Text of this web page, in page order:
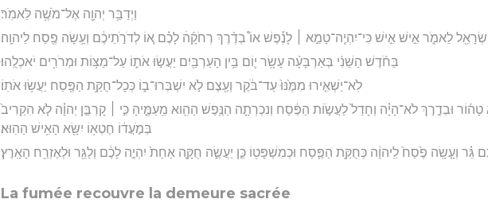
וַיְדַבֵּ֥ר יְהוָ֖ה אֶל־מֹשֶׁ֥ה לֵּאמֹֽר׃
לֵאמֹ֑ר אִ֣ישׁ אִ֣ישׁ כִּי־יִהְיֶֽה־טָמֵ֣א ׀ לָנֶ֡פֶשׁ אוֹ֩ בְדֶ֨רֶךְ רְחֹקָ֜הׄ לָכֶ֗ם א֚וֹ לְדֹרֹ֣תֵיכֶ֔ם וְעָ֥שָׂה פֶ֖סַח לַיהוָֽה׃
בַּחֹ֨דֶשׁ הַשֵּׁנִ֜י בְּאַרְבָּעָ֨ה עָשָׂ֥ר י֛וֹם בֵּ֥ין הָעַרְבַּ֖יִם יַעֲשׂ֣וּ אֹת֑וֹ עַל־מַצּ֥וֹת וּמְרֹרִ֖ים יֹאכְלֻֽהוּ׃
לֹֽא־יַשְׁאִ֤ירוּ מִמֶּ֙נּוּ֙ עַד־בֹּ֔קֶר וְעֶ֖צֶם לֹ֣א יִשְׁבְּרוּ־ב֑וֹ כְּכָל־חֻקַּ֥ת הַפֶּ֖סַח יַעֲשׂ֥וּ אֹתֽוֹ׃
טָה֜וֹר וּבְדֶ֣רֶךְ לֹא־הָיָ֗ה וְחָדַל֙ לַעֲשׂ֣וֹת הַפֶּ֔סַח וְנִכְרְתָ֛ה הַנֶּ֥פֶשׁ הַהִ֖וא מֵֽעַמֶּ֑יהָ כִּ֣י ׀ קָרְבַּ֣ן יְהוָ֗ה לֹ֤א הִקְרִיב֙
בְּמֹ֣עֲד֔וֹ חֶטְא֥וֹ יִשָּׂ֖א הָאִ֥ישׁ הַהֽוּא׃
גֵּ֗ר וְעָ֤שָֽׂה פֶ֙סַח֙ לַֽיהוָ֔ה כְּחֻקַּ֥ת הַפֶּ֛סַח וּכְמִשְׁפָּט֖וֹ כֵּ֣ן יַעֲשֶׂ֑ה חֻקָּ֤ה אַחַת֙ יִהְיֶ֣ה לָכֶ֔ם וְלַגֵּ֖ר וּלְאֶזְרַ֥ח הָאָֽרֶץ׃
La fumée recouvre la demeure sacrée